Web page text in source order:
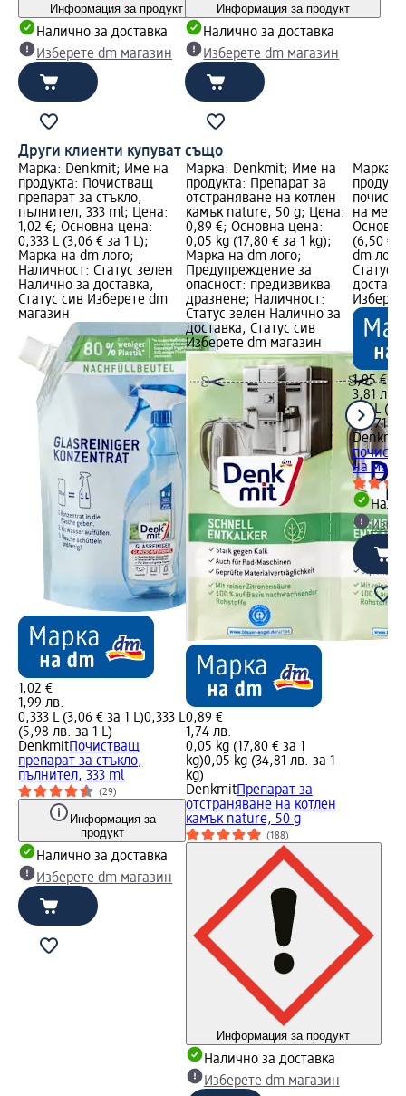
Информация за продукт
Налично за доставка
Изберете dm магазин
Информация за продукт
Налично за доставка
Изберете dm магазин
Други клиенти купуват също
Марка: Denkmit; Име на
продукта: Почистващ
препарат за стъкло,
пълнител, 333 ml; Цена:
1,02 €; Основна цена:
0,333 L (3,06 € за 1 L);
Марка на dm лого;
Наличност: Статус зелен
Налично за доставка,
Статус сив Изберете dm
магазин
1,02 €
1,99 лв.
0,333 L (3,06 € за 1 L)0,333 L
(5,98 лв. за 1 L)
Denkmit Почистващ
препарат за стъкло,
пълнител, 333 ml
(29)
Информация за
продукт
Налично за доставка
Изберете dm магазин
Марка: Denkmit; Име на
продукта: Препарат за
отстраняване на котлен
камък nature, 50 g; Цена:
0,89 €; Основна цена:
0,05 kg (17,80 € за 1 kg);
Марка на dm лого;
Предупреждение за
опасност: предизвиква
дразнене; Наличност:
Статус зелен Налично за
доставка, Статус сив
Изберете dm магазин
0,89 €
1,74 лв.
0,05 kg (17,80 € за 1
kg)0,05 kg (34,81 лв. за 1
kg)
DenkmitПрепарат за
отстраняване на котлен
камък nature, 50 g
(188)
Информация за продукт
Налично за доставка
Изберете dm магазин
Марка:
на
(6,50 €
dm
Статус
1,95 €
3,81 лв.
0,3 L
(12,71
Denkmit
на